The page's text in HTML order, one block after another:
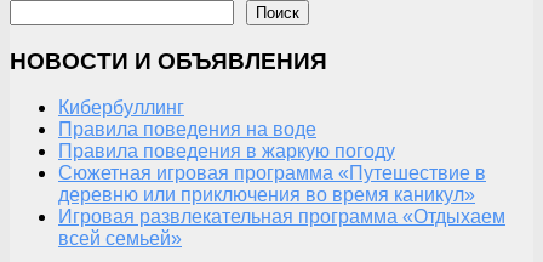
Поиск
НОВОСТИ И ОБЪЯВЛЕНИЯ
Кибербуллинг
Правила поведения на воде
Правила поведения в жаркую погоду
Сюжетная игровая программа «Путешествие в
деревню или приключения во время каникул»
Игровая развлекательная программа «Отдыхаем
всей семьей»